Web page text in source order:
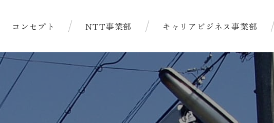
コンセプト NTT事業部 キャリアビジネス事業部